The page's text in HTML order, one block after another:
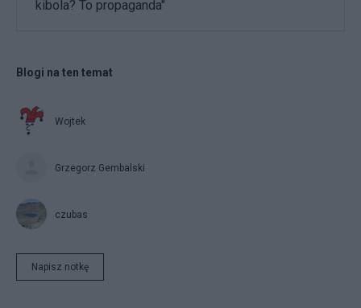
kibola? To propaganda"
Blogi na ten temat
Wojtek
Grzegorz Gembalski
czubas
Napisz notkę